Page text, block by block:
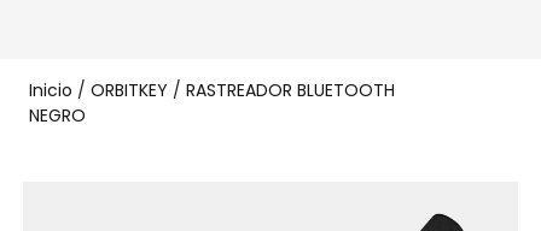
Inicio / ORBITKEY / RASTREADOR BLUETOOTH
NEGRO